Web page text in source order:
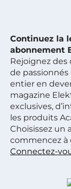
Continuez la
abonnement
Rejoignez des
de
entier en
magazine
exclusives,
les produits
Choisissez un
commencez à
Connectez-